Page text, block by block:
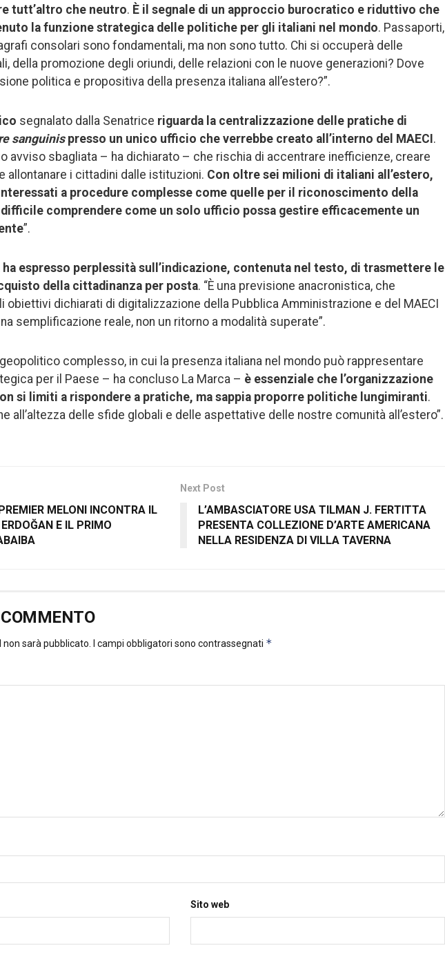
tutt’altro che neutro. È il segnale di un approccio burocratico e riduttivo che
la funzione strategica delle politiche per gli italiani nel mondo. Passaporti,
consolari sono fondamentali, ma non sono tutto. Chi si occuperà delle
della promozione degli oriundi, delle relazioni con le nuove generazioni? Dove
politica e propositiva della presenza italiana all’estero?”.
segnalato dalla Senatrice riguarda la centralizzazione delle pratiche di
sanguinispresso un unico ufficio che verrebbe creato all’interno del MAECI .
avviso sbagliata – ha dichiarato – che rischia di accentrare inefficienze, creare
allontanare i cittadini dalle istituzioni. Con oltre sei milioni di italiani all’estero,
a procedure complesse come quelle per il riconoscimento della
comprendere come un solo ufficio possa gestire efficacemente un
”.
ha espresso perplessità sull’indicazione, contenuta nel testo, di trasmettere le
della cittadinanza per posta. “È una previsione anacronistica, che
obiettivi dichiarati di digitalizzazione della Pubblica Amministrazione e del MAECI
semplificazione reale, non un ritorno a modalità superate”.
complesso, in cui la presenza italiana nel mondo può rappresentare
per il Paese – ha concluso La Marca – è essenziale che l’organizzazione
si limiti a rispondere a pratiche, ma sappia proporre politiche lungimiranti.
all’altezza delle sfide globali e delle aspettative delle nostre comunità all’estero”.
MELONI INCONTRA IL
E IL PRIMO
Next Post
L’AMBASCIATORE USA TILMAN J. FERTITTA
PRESENTA COLLEZIONE D’ARTE AMERICANA
NELLA RESIDENZA DI VILLA TAVERNA
sarà pubblicato. I campi obbligatori sono contrassegnati *
Sito web